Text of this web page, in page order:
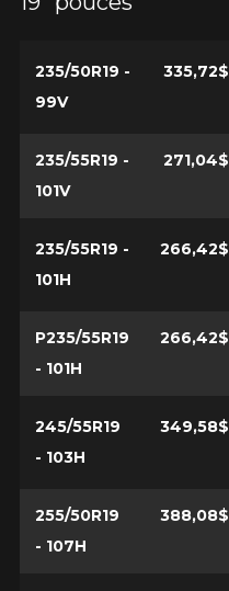
235/50R19 -
99V
335,72$
235/55R19 -
101V
271,04$
235/55R19 -
101H
266,42$
P235/55R19
- 101H
266,42$
245/55R19
- 103H
349,58$
255/50R19
- 107H
388,08$